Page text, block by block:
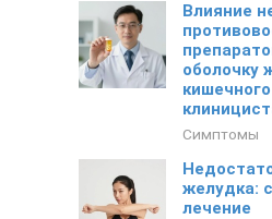
Влияние
оболочку
Симптомы
желудка:
лечение